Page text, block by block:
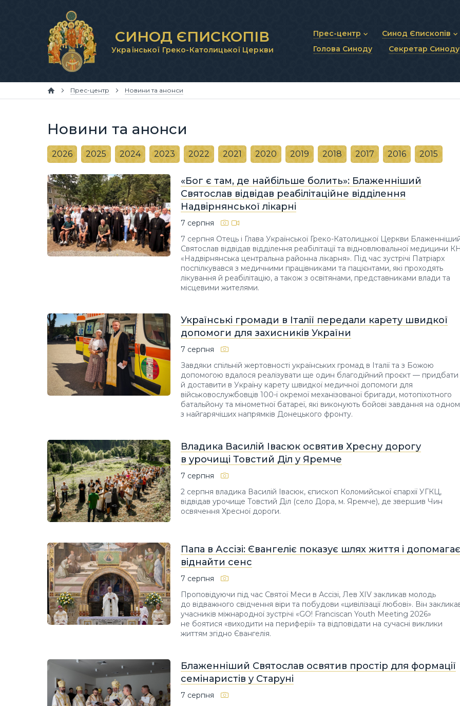
СИНОД ЄПИСКОПІВ
Української Греко-Католицької Церкви
Прес-центр
Новини та анонси
Синод Єпископів
Статут Синоду
Синодальні органи
Голова Синоду Секретар Синоду
Прес-центр Новини та анонси
Новини та анонси
2026 2025 2024 2023 2022 2021 2020 2019 2018 2017 2016 2015
«Бог є там, де найбільше болить»: Блаженніший
Святослав відвідав реабілітаційне відділення
Надвірнянської лікарні
7 серпня
7 серпня Отець і Глава Української Греко-Католицької Церкви
Святослав відвідав відділення реабілітації та відновлювальної медицини
«Надвірнянська центральна районна лікарня». Під час зустрічі Патріарх
поспілкувався з медичними працівниками та пацієнтами, які проходять
лікування й реабілітацію, а також з освітянами, представниками влади та
місцевими жителями.
Українські громади в Італії передали карету швидкої
допомоги для захисників України
7 серпня
Завдяки спільній жертовності українських громад в Італії та з Божою
допомогою вдалося реалізувати ще один благодійний проєкт — придбати
й доставити в Україну карету швидкої медичної допомоги для
військовослужбовців 100-ї окремої механізованої бригади, мотопіхотного
батальйону та мінометної батареї, які виконують бойові завдання на
з найгарячіших напрямків Донецького фронту.
Владика Василій Івасюк освятив Хресну дорогу
в урочищі Товстий Діл у Яремче
7 серпня
2 серпня владика Василій Івасюк, єпископ Коломийської єпархії УГКЦ,
відвідав урочище Товстий Діл (село Дора, м. Яремче), де звершив Чин
освячення Хресної дороги.
Папа в Ассізі: Євангеліє показує шлях життя і допомагає
віднайти сенс
7 серпня
Проповідуючи під час Святої Меси в Ассізі, Лев XIV закликав молодь
до відважного свідчення віри та побудови «цивілізації любові». Він
учасників міжнародної зустрічі «GO! Franciscan Youth Meeting 2026»
не боятися «виходити на периферії» та відповідати на сучасні виклики
життям згідно Євангелія.
Блаженніший Святослав освятив простір для формації
семінаристів у Старуні
7 серпня